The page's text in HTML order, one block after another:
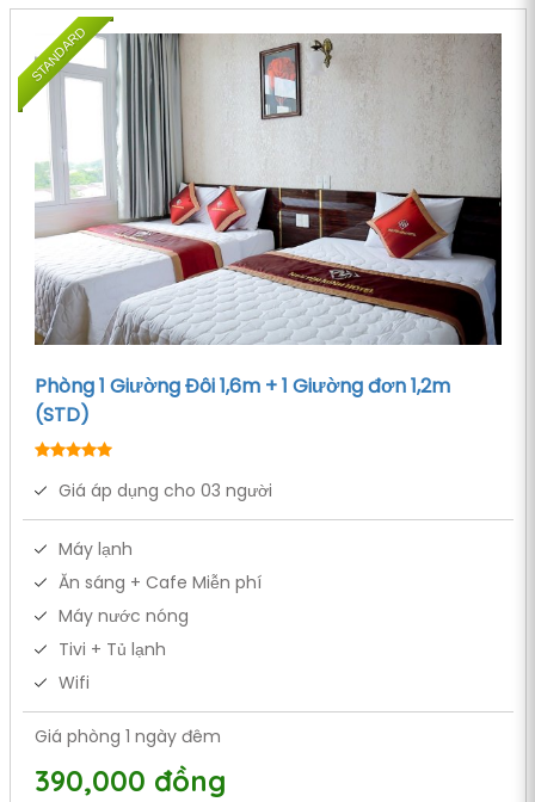
STANDARD
Phòng 1 Giường Đôi 1,6m + 1 Giường đơn 1,2m
(STD)
Giá áp dụng cho 03 người
Máy lạnh
Ăn sáng + Cafe Miễn phí
Máy nước nóng
Tivi + Tủ lạnh
Wifi
Giá phòng 1 ngày đêm
390,000 đồng